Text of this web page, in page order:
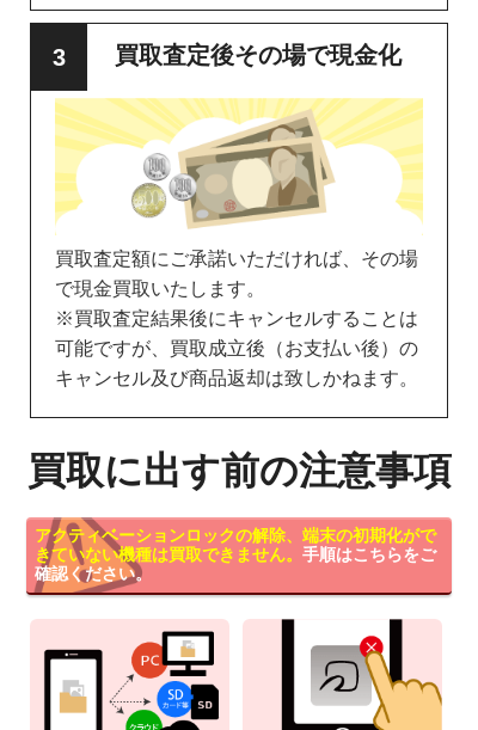
買取査定後その場で現金化
買取査定額にご承諾いただければ、その場
で現金買取いたします。
※買取査定結果後にキャンセルすることは
可能ですが、買取成立後（お支払い後）の
キャンセル及び商品返却は致しかねます。
買取に出す前の注意事項
アクティベーションロックの解除、端末の初期化がで
きていない機種は買取できません。 手順はこちらをご
確認ください。